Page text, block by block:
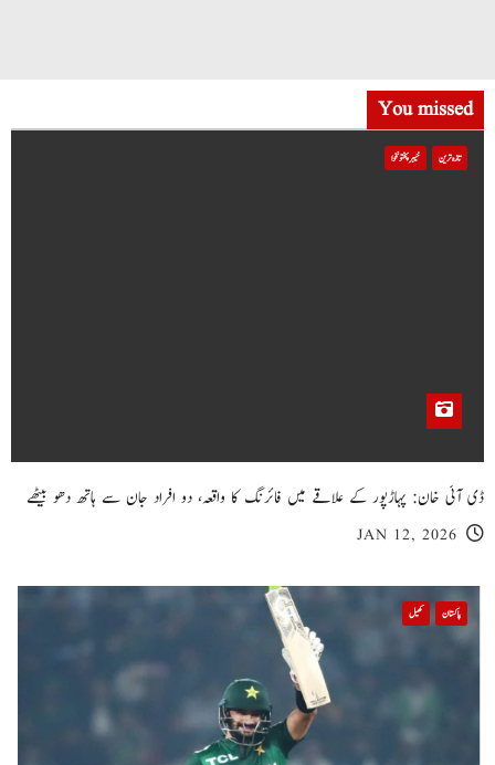
You missed
تازہ ترین خیبر پختونخوا
ڈی آئی خان: پہاڑپور کے علاقے میں فائرنگ کا واقعہ، دو افراد جان سے ہاتھ دھو بیٹھے
JAN 12, 2026
پاکستان کھیل